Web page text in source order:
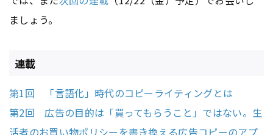
ましょう。
連載
第1回 「言語化」時代のコピーライティングとは
第2回 広告の目的は「買ってもらうこと」ではない。生
活者のお買い物ポリシーを書き換える広告コピーのアプ